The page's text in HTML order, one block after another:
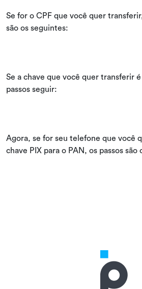
Se for o CPF que você quer
são os seguintes:
Se a chave que você quer transferir
passos seguir:
Agora, se for seu telefone que você
chave PIX para o PAN, os passos são